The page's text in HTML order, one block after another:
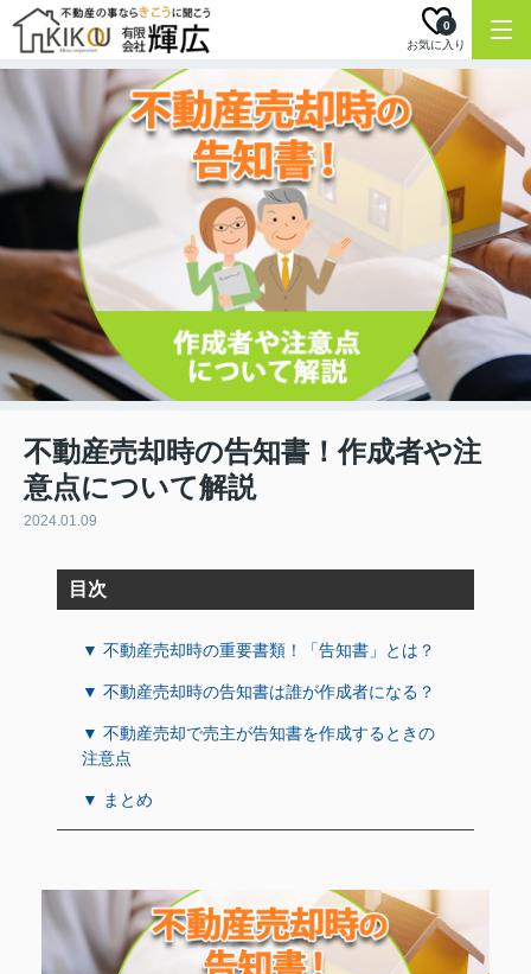
お気に入り
0
不動産売却時の告知書！作成者や注
意点について解説
2024.01.09
目次
▼ 不動産売却時の重要書類！「告知書」とは？
▼ 不動産売却時の告知書は誰が作成者になる？
▼ 不動産売却で売主が告知書を作成するときの
注意点
▼ まとめ